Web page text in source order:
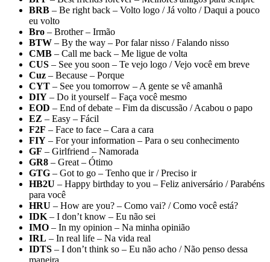
BRB – Be right back – Volto logo / Já volto / Daqui a pouco
eu volto
Bro – Brother – Irmão
BTW – By the way – Por falar nisso / Falando nisso
CMB – Call me back – Me ligue de volta
CUS – See you soon – Te vejo logo / Vejo você em breve
Cuz – Because – Porque
CYT – See you tomorrow – A gente se vê amanhã
DIY – Do it yourself – Faça você mesmo
EOD – End of debate – Fim da discussão / Acabou o papo
EZ – Easy – Fácil
F2F – Face to face – Cara a cara
FIY – For your information – Para o seu conhecimento
GF – Girlfriend – Namorada
GR8 – Great – Ótimo
GTG – Got to go – Tenho que ir / Preciso ir
HB2U – Happy birthday to you – Feliz aniversário / Parabéns
para você
HRU – How are you? – Como vai? / Como você está?
IDK – I don’t know – Eu não sei
IMO – In my opinion – Na minha opinião
IRL – In real life – Na vida real
IDTS – I don’t think so – Eu não acho / Não penso dessa
maneira